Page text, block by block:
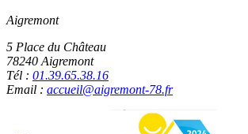
Aigremont
5 Place du Château
78240 Aigremont
Tél : 01.39.65.38.16
Email : accueil@aigremont-78.fr